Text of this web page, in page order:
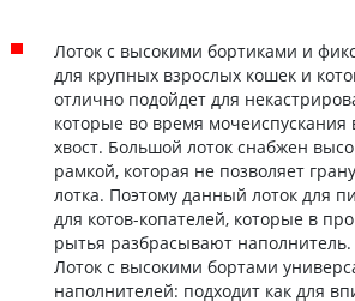
Лоток с высокими бортиками и
для крупных взрослых кошек и
отлично подойдет для
которые во время мочеиспускания
хвост. Большой лоток снабжен
рамкой, которая не позволяет
лотка. Поэтому данный лоток для
для котов-копателей, которые в
рытья разбрасывают наполнитель.
Лоток с высокими бортами
наполнителей: подходит как для